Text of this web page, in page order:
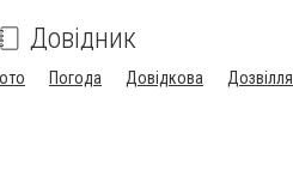
Довідник
Погода Довідкова Дозвілля